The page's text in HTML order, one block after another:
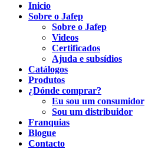
Inicio
Sobre o Jafep
Sobre o Jafep
Videos
Certificados
Ajuda e subsídios
Catálogos
Produtos
¿Dónde comprar?
Eu sou um consumidor
Sou um distribuidor
Franquias
Blogue
Contacto